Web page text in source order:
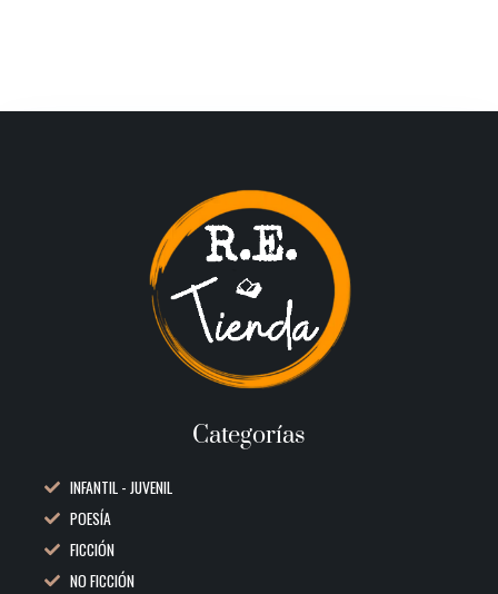
Categorías
INFANTIL - JUVENIL
POESÍA
FICCIÓN
NO FICCIÓN